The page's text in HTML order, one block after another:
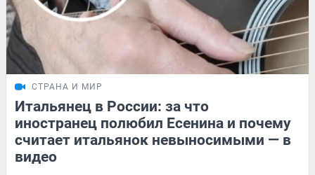
СТРАНА И МИР
Итальянец в России: за что
иностранец полюбил Есенина и почему
считает итальянок невыносимыми — в
видео